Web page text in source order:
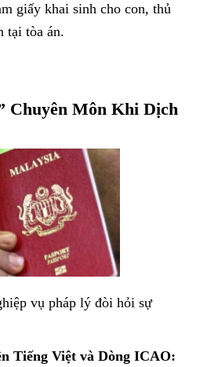
giấy khai sinh cho con, thủ
tại tòa án.
Chuyên Môn Khi Dịch
vụ pháp lý đòi hỏi sự
Tiếng Việt và Dòng ICAO: